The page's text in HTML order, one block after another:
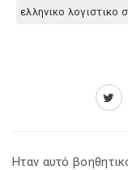
ελληνικο λογιστικο
Ηταν αυτό